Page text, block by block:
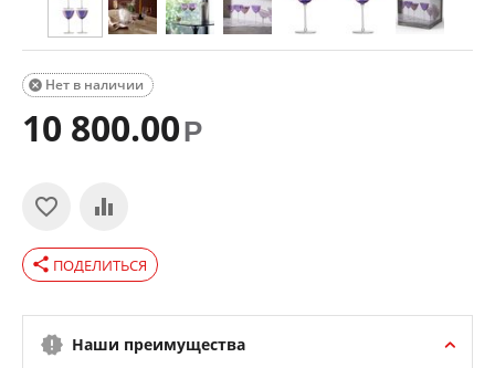
Нет в наличии

10 800.00Р
share ПОДЕЛИТЬСЯ
Наши преимущества